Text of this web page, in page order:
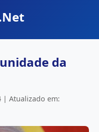
da
| Atualizado em: